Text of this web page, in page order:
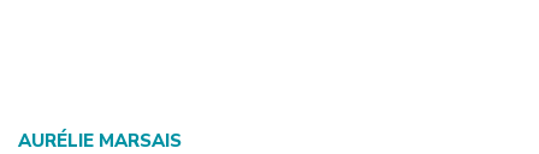
AURÉLIE MARSAIS